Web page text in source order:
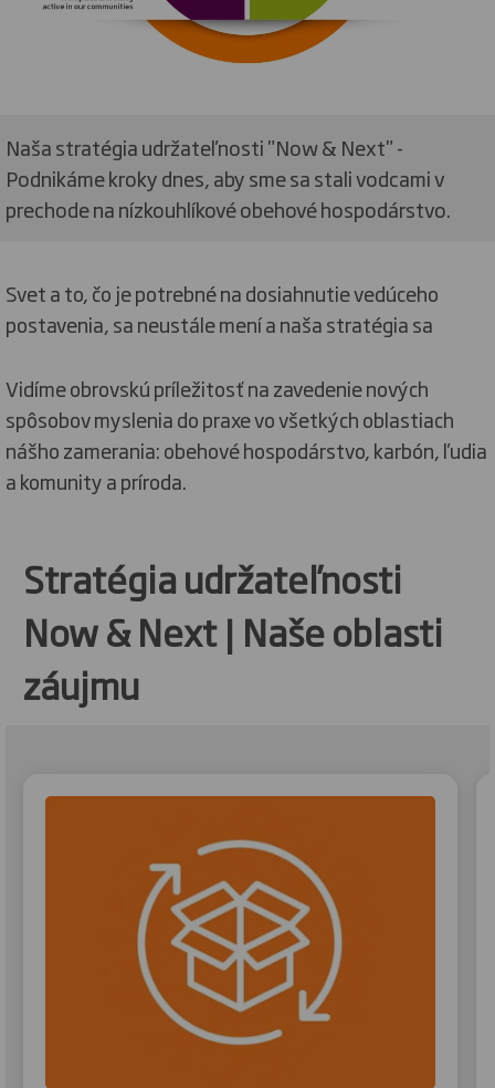
Naša stratégia udržateľnosti "Now & Next" -
Podnikáme kroky dnes, aby sme sa stali vodcami v
prechode na nízkouhlíkové obehové hospodárstvo.
Svet a to, čo je potrebné na dosiahnutie vedúceho
postavenia, sa neustále mení a naša stratégia sa
Vidíme obrovskú príležitosť na zavedenie nových
spôsobov myslenia do praxe vo všetkých oblastiach
nášho zamerania: obehové hospodárstvo, karbón, ľudia
a komunity a príroda.
Stratégia udržateľnosti
Now & Next | Naše oblasti
záujmu